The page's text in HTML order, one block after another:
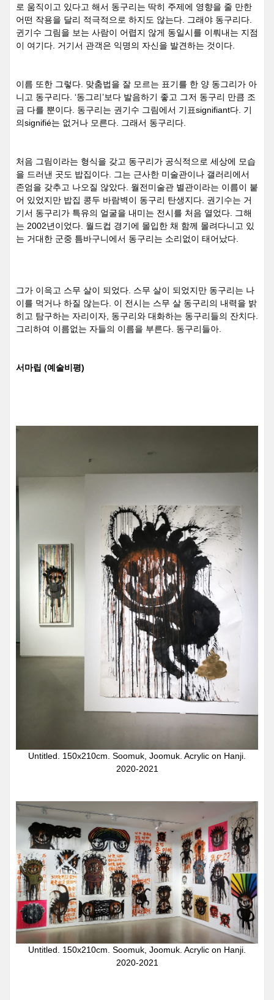
로 움직이고 있다고 해서 동구리는 딱히 주제에 영향을 줄 만한
어떤 작용을 달리 적극적으로 하지도 않는다. 그래야 동구리다.
귄기수 그림을 보는 사람이 어렵지 않게 동일시를 이뤄내는 지점
이 여기다. 거기서 관객은 익명의 자신을 발견하는 것이다.
이름 또한 그렇다. 맞춤법을 잘 모르는 표기를 한 양 동그리가 아
니고 동구리다. ‘동그리’보다 발음하기 좋고 그저 동구리 만큼 조
금 다를 뿐이다. 동구리는 권기수 그림에서 기표signifiant다. 기
의signifié는 없거나 모른다. 그래서 동구리다.
처음 그림이라는 형식을 갖고 동구리가 공식적으로 세상에 모습
을 드러낸 곳도 밥집이다. 그는 근사한 미술관이나 갤러리에서
존엄을 갖추고 나오질 않았다. 월전미술관 별관이라는 이름이 붙
어 있었지만 밥집 콩두 바람벽이 동구리 탄생지다. 권기수는 거
기서 동구리가 특유의 얼굴을 내미는 전시를 처음 열었다. 그해
는 2002년이었다. 월드컵 경기에 몰입한 채 함께 몰려다니고 있
는 거대한 군중 틈바구니에서 동구리는 소리없이 태어났다.
그가 이윽고 스무 살이 되었다. 스무 살이 되었지만 동구리는 나
이를 먹거나 하질 않는다. 이 전시는 스무 살 동구리의 내력을 밝
히고 탐구하는 자리이자, 동구리와 대화하는 동구리들의 잔치다.
그리하여 이름없는 자들의 이름을 부른다. 동구리들아.
서마립 (예술비평)
Untitled. 150x210cm. Soomuk, Joomuk. Acrylic on Hanji.
2020-2021
Untitled. 150x210cm. Soomuk, Joomuk. Acrylic on Hanji.
2020-2021